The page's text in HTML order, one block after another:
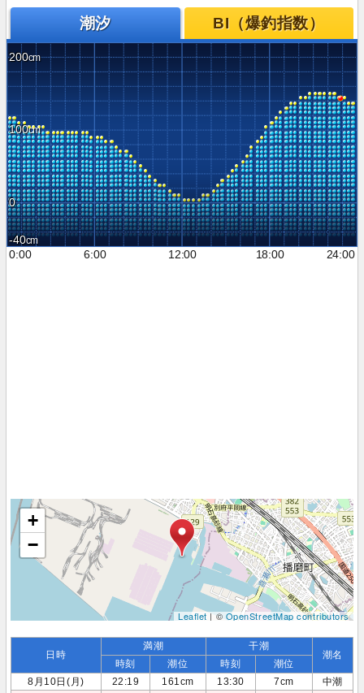
潮汐 BI（爆釣指数）
200
100
0
-40
0:00
6:00 12:00 18:00 24:00
+
−
Leaflet| ©OpenStreetMap contributors
日時
満潮 干潮
潮名
時刻 潮位 時刻
潮位
8月10日(月)
22:19 161cm 13:30 7cm
中潮